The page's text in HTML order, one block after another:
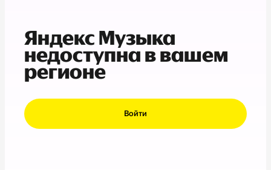
Яндекс Музыка
недоступна в вашем
регионе
Войти